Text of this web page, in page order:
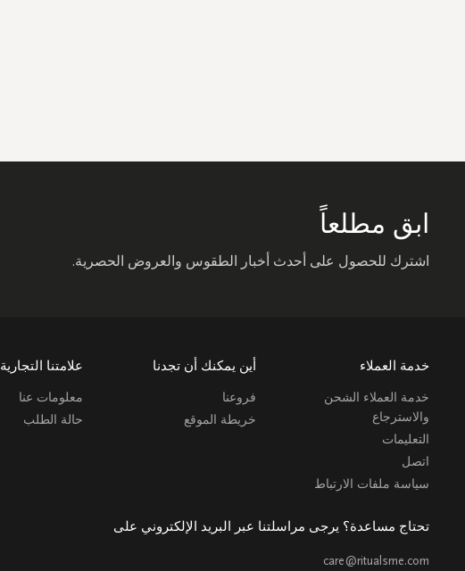
ابق مطلعاً
اشترك للحصول على أحدث أخبار الطقوس والعروض الحصرية.
خدمة العملاء
خدمة العملاء الشحن
والاسترجاع
التعليمات
اتصل
سياسة ملفات الارتباط
أين يمكنك أن تجدنا
فروعنا
خريطة الموقع
علامتنا التجارية
معلومات عنا
حالة الطلب
تحتاج مساعدة؟ يرجى مراسلتنا عبر البريد الإلكتروني على
care@ritualsme.com